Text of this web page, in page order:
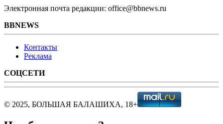
Электронная почта редакции: office@bbnews.ru
BBNEWS
Контакты
Реклама
СОЦСЕТИ
© 2025, БОЛЬШАЯ БАЛАШИХА, 18+